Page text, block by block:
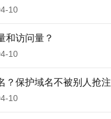
10
和访问量？
10
？保护域名不被别人抢注
10